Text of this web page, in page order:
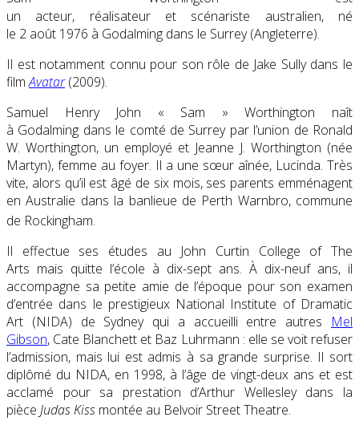
un acteur, réalisateur et scénariste australien, né
le 2 août 1976 à Godalming dans le Surrey (Angleterre).
Il est notamment connu pour son rôle de Jake Sully dans le
filmAvatar(2009).
Samuel Henry John « Sam » Worthington naît
à Godalming dans le comté de Surrey par l’union de Ronald
W. Worthington, un employé et Jeanne J. Worthington (née
Martyn), femme au foyer. Il a une sœur aînée, Lucinda. Très
vite, alors qu’il est âgé de six mois, ses parents emménagent
en Australie dans la banlieue de Perth Warnbro, commune
de Rockingham.
Il effectue ses études au John Curtin College of The
Arts mais quitte l’école à dix-sept ans. À dix-neuf ans, il
accompagne sa petite amie de l’époque pour son examen
d’entrée dans le prestigieux National Institute of Dramatic
Art (NIDA) de Sydney qui a accueilli entre autres Mel
Gibson, Cate Blanchett et Baz Luhrmann : elle se voit refuser
l’admission, mais lui est admis à sa grande surprise. Il sort
diplômé du NIDA, en 1998, à l’âge de vingt-deux ans et est
acclamé pour sa prestation d’Arthur Wellesley dans la
pièce Judas Kiss montée au Belvoir Street Theatre.